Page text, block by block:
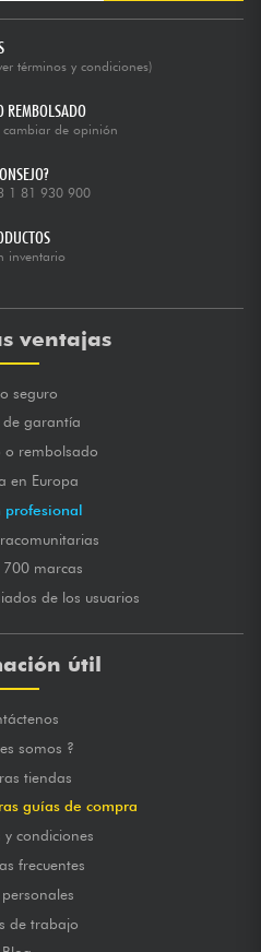
términos y condiciones)
REMBOLSADO
de opinión
1 81 930 900
inventario
ventajas
seguro
de garantía
o rembolsado
en Europa
profesional
700 marcas
de los usuarios
útil
somos ?
tiendas
guías de compra
y condiciones
frecuentes
de trabajo